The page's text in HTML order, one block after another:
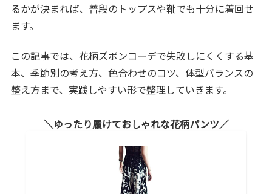
るかが決まれば、普段のトップスや靴でも十分に着回せ
ます。
この記事では、花柄ズボンコーデで失敗しにくくする基
本、季節別の考え方、色合わせのコツ、体型バランスの
整え方まで、実践しやすい形で整理していきます。
ゆったり履けておしゃれな花柄パンツ